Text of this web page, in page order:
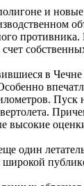
и
в
вертолета.
высокие
один